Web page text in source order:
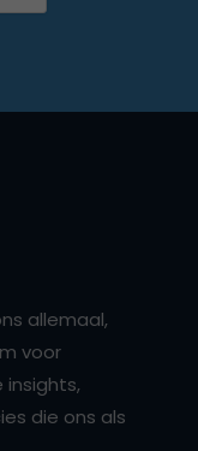
allemaal,
voor
insights,
die ons als